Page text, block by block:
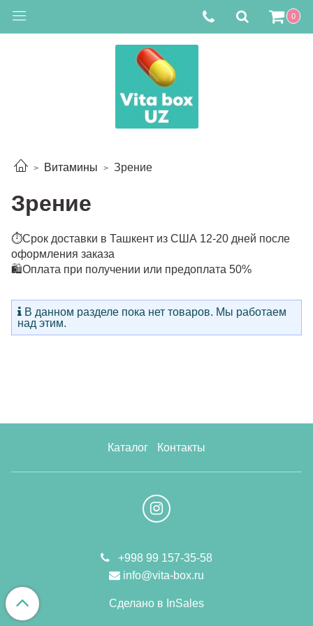
0
Витамины Зрение
Зрение
⏱Срок доставки в Ташкент из США 12-20 дней после
оформления заказа
🛍Оплата при получении или предоплата 50%
В данном разделе пока нет товаров. Мы работаем
над этим.
Каталог Контакты
+998 99 157-35-58
info@vita-box.ru
Сделано в InSales